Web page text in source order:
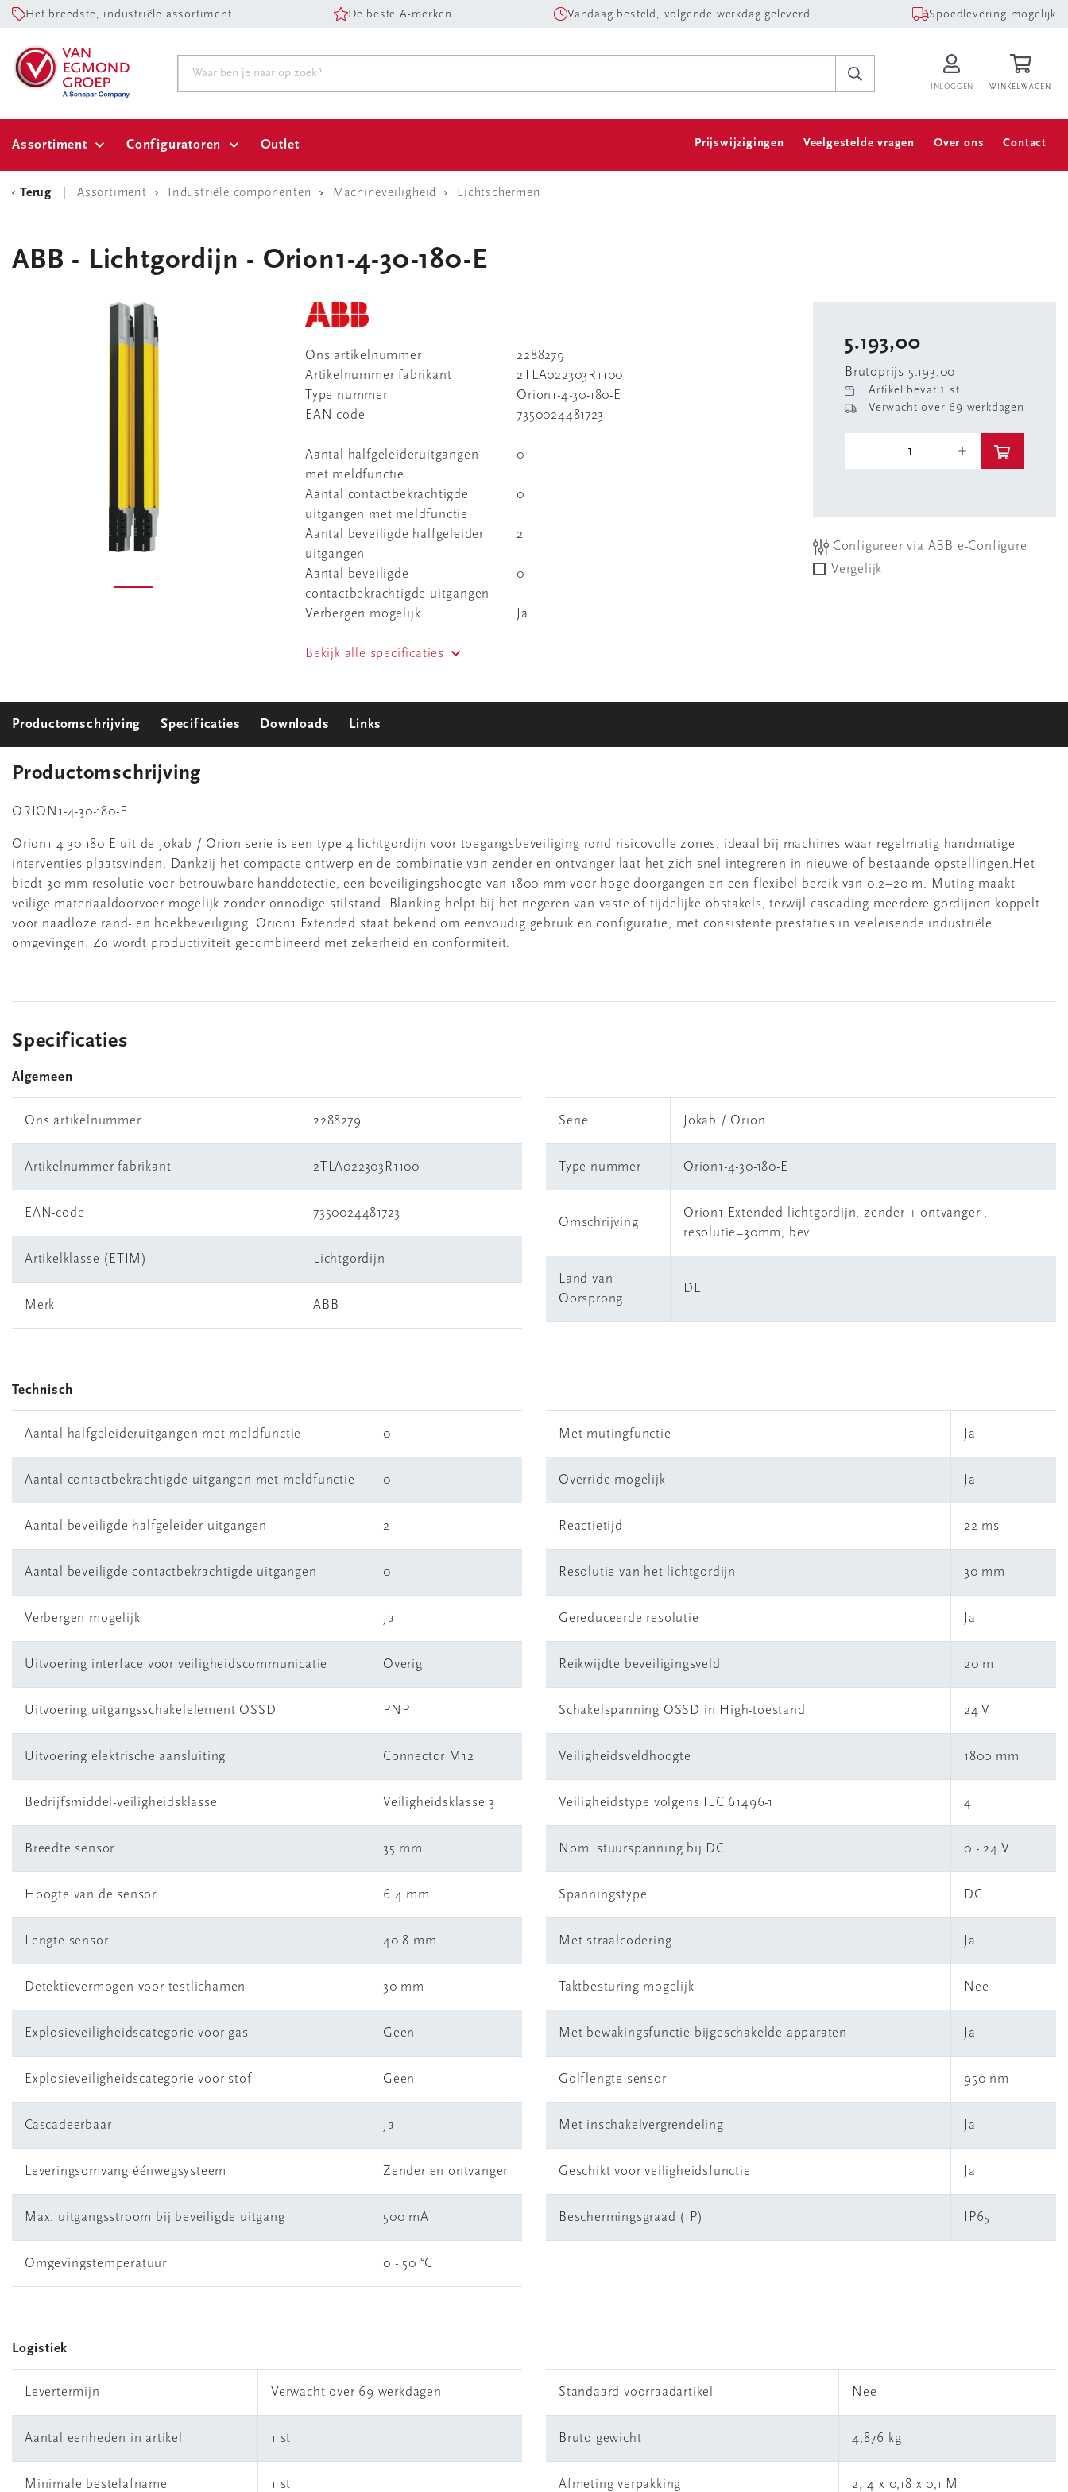
Het breedste, industriële assortiment De beste A-merken Vandaag besteld, volgende werkdag geleverd Spoedlevering mogelijk
INLOGGEN WINKELWAGEN
Assortiment Configuratoren Outlet Prijswijzigingen Veelgestelde vragen Over ons Contact
Terug Assortiment Industriële componenten Machineveiligheid Lichtschermen
ABB - Lichtgordijn - Orion1-4-30-180-E
Ons artikelnummer
2288279
Artikelnummer fabrikant
2TLA022303R1100
Type nummer
Orion1-4-30-180-E
EAN-code
7350024481723
Aantal halfgeleideruitgangen
met meldfunctie
0
Aantal contactbekrachtigde
uitgangen met meldfunctie
0
Aantal beveiligde halfgeleider
uitgangen
2
Aantal beveiligde
contactbekrachtigde uitgangen
0
Verbergen mogelijk Ja
Bekijk alle specificaties
5.193,00
Brutoprijs 5.193,00
Artikel bevat 1 st
Verwacht over 69 werkdagen
Configureer via ABB e-Configure
Vergelijk
Productomschrijving Specificaties Downloads Links
Productomschrijving
ORION1-4-30-180-E
Orion1-4-30-180-E uit de Jokab / Orion-serie is een type 4 lichtgordijn voor toegangsbeveiliging rond risicovolle zones, ideaal bij machines waar regelmatig handmatige
interventies plaatsvinden. Dankzij het compacte ontwerp en de combinatie van zender en ontvanger laat het zich snel integreren in nieuwe of bestaande opstellingen.Het
biedt 30 mm resolutie voor betrouwbare handdetectie, een beveiligingshoogte van 1800 mm voor hoge doorgangen en een flexibel bereik van 0,2–20 m. Muting maakt
veilige materiaaldoorvoer mogelijk zonder onnodige stilstand. Blanking helpt bij het negeren van vaste of tijdelijke obstakels, terwijl cascading meerdere gordijnen koppelt
voor naadloze rand- en hoekbeveiliging. Orion1 Extended staat bekend om eenvoudig gebruik en configuratie, met consistente prestaties in veeleisende industriële
omgevingen. Zo wordt productiviteit gecombineerd met zekerheid en conformiteit.
Specificaties
Algemeen
Ons artikelnummer 2288279
Artikelnummer fabrikant 2TLA022303R1100
EAN-code 7350024481723
Artikelklasse (ETIM) Lichtgordijn
Merk ABB
Serie Jokab / Orion
Type nummer Orion1-4-30-180-E
Omschrijving
Orion1 Extended lichtgordijn, zender + ontvanger ,
resolutie=30mm, bev
Land van
Oorsprong
DE
Technisch
Aantal halfgeleideruitgangen met meldfunctie 0
Aantal contactbekrachtigde uitgangen met meldfunctie 0
Aantal beveiligde halfgeleider uitgangen 2
Aantal beveiligde contactbekrachtigde uitgangen 0
Verbergen mogelijk Ja
Uitvoering interface voor veiligheidscommunicatie Overig
Uitvoering uitgangsschakelelement OSSD PNP
Uitvoering elektrische aansluiting Connector M12
Bedrijfsmiddel-veiligheidsklasse Veiligheidsklasse 3
Breedte sensor 35 mm
Hoogte van de sensor 6.4 mm
Lengte sensor 40.8 mm
Detektievermogen voor testlichamen 30 mm
Explosieveiligheidscategorie voor gas Geen
Explosieveiligheidscategorie voor stof Geen
Cascadeerbaar Ja
Leveringsomvang éénwegsysteem Zender en ontvanger
Max. uitgangsstroom bij beveiligde uitgang 500 mA
Omgevingstemperatuur 0 - 50 °C
Met mutingfunctie Ja
Override mogelijk Ja
Reactietijd 22 ms
Resolutie van het lichtgordijn 30 mm
Gereduceerde resolutie Ja
Reikwijdte beveiligingsveld 20 m
Schakelspanning OSSD in High-toestand 24 V
Veiligheidsveldhoogte 1800 mm
Veiligheidstype volgens IEC 61496-1 4
Nom. stuurspanning bij DC 0 - 24 V
Spanningstype DC
Met straalcodering Ja
Taktbesturing mogelijk Nee
Met bewakingsfunctie bijgeschakelde apparaten Ja
Golflengte sensor 950 nm
Met inschakelvergrendeling Ja
Geschikt voor veiligheidsfunctie Ja
Beschermingsgraad (IP) IP65
Logistiek
Levertermijn Verwacht over 69 werkdagen
Aantal eenheden in artikel 1 st
Minimale bestelafname 1 st
Standaard voorraadartikel Nee
Bruto gewicht 4,876 kg
Afmeting verpakking 2,14 x 0,18 x 0,1 M